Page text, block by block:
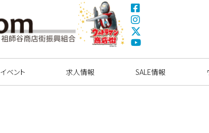
Fa
ce
bo
ok
Ins
tag
m
X(
itte
r)
ub
e
イベント 求人情報 SALE情報